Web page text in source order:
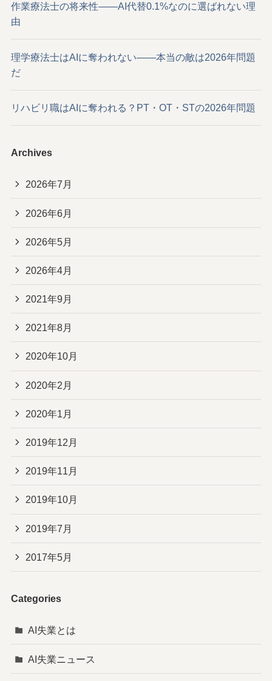
作業療法士の将来性——AI代替0.1%なのに選ばれない理
由
理学療法士はAIに奪われない——本当の敵は2026年問題
だ
リハビリ職はAIに奪われる？PT・OT・STの2026年問題
Archives
2026年7月
2026年6月
2026年5月
2026年4月
2021年9月
2021年8月
2020年10月
2020年2月
2020年1月
2019年12月
2019年11月
2019年10月
2019年7月
2017年5月
Categories
AI失業とは
AI失業ニュース